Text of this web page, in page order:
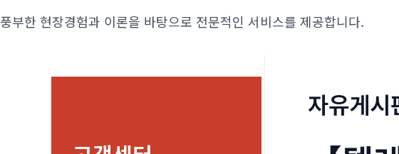
풍부한 현장경험과 이론을 바탕으로 전문적인 서비스를 제공합니다.
자유게시